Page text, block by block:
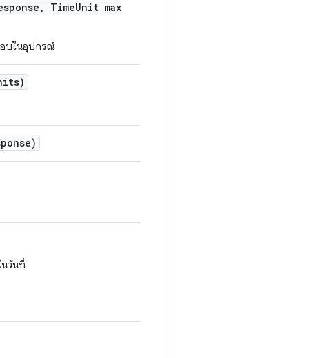
, TimeUnit max
อบในอุปกรณ์
วันที่